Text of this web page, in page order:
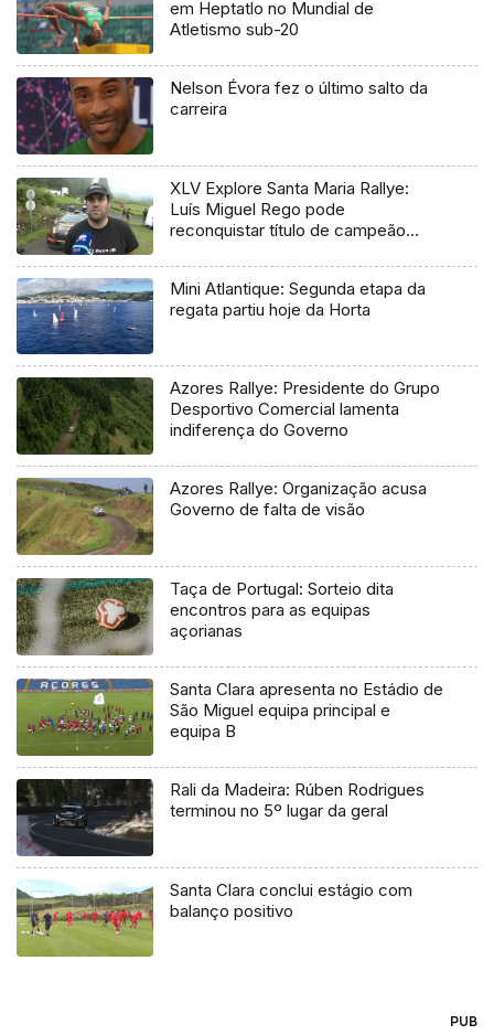
em Heptatlo no Mundial de
Atletismo sub-20
Nelson Évora fez o último salto da
carreira
XLV Explore Santa Maria Rallye:
Luís Miguel Rego pode
reconquistar título de campeão
Mini Atlantique: Segunda etapa da
regata partiu hoje da Horta
Azores Rallye: Presidente do Grupo
Desportivo Comercial lamenta
indiferença do Governo
Azores Rallye: Organização acusa
Governo de falta de visão
Taça de Portugal: Sorteio dita
encontros para as equipas
açorianas
Santa Clara apresenta no Estádio de
São Miguel equipa principal e
equipa B
Rali da Madeira: Rúben Rodrigues
terminou no 5º lugar da geral
Santa Clara conclui estágio com
balanço positivo
PUB